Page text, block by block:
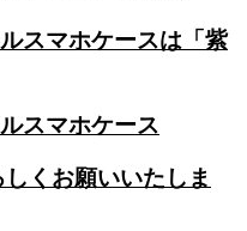
スマホケースは「紫
スマホケース
くお願いいたしま